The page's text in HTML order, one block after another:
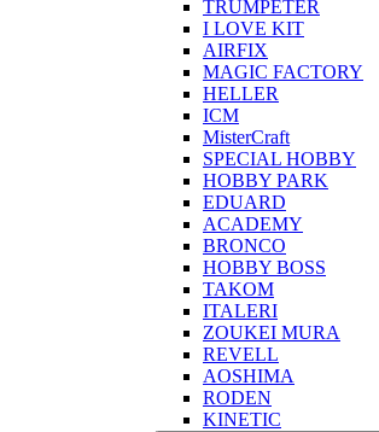
TRUMPETER
I LOVE KIT
AIRFIX
MAGIC FACTORY
HELLER
ICM
MisterCraft
SPECIAL HOBBY
HOBBY PARK
EDUARD
ACADEMY
BRONCO
HOBBY BOSS
TAKOM
ITALERI
ZOUKEI MURA
REVELL
AOSHIMA
RODEN
KINETIC